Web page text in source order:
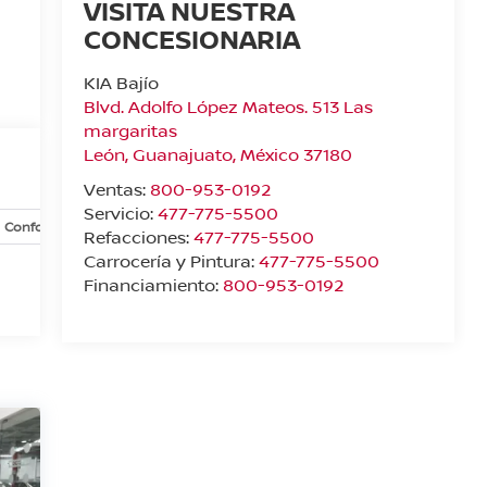
VISITA NUESTRA
CONCESIONARIA
KIA Bajío
Blvd. Adolfo López Mateos. 513 Las
margaritas
León,Guanajuato, México 37180
Ventas: 800-953-0192
Servicio:477-775-5500
Refacciones:477-775-5500
Carrocería y Pintura:477-775-5500
Financiamiento: 800-953-0192
Confort y conveniencia